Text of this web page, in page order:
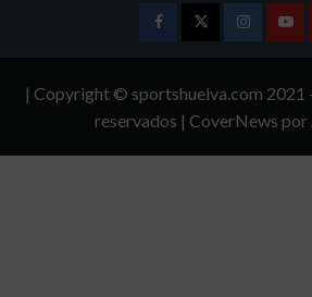
Instagram
| Copyright © sportshuelva.com 2021
reservados | CoverNews por